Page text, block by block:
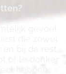
gevoel,
die zowel
bij de rest